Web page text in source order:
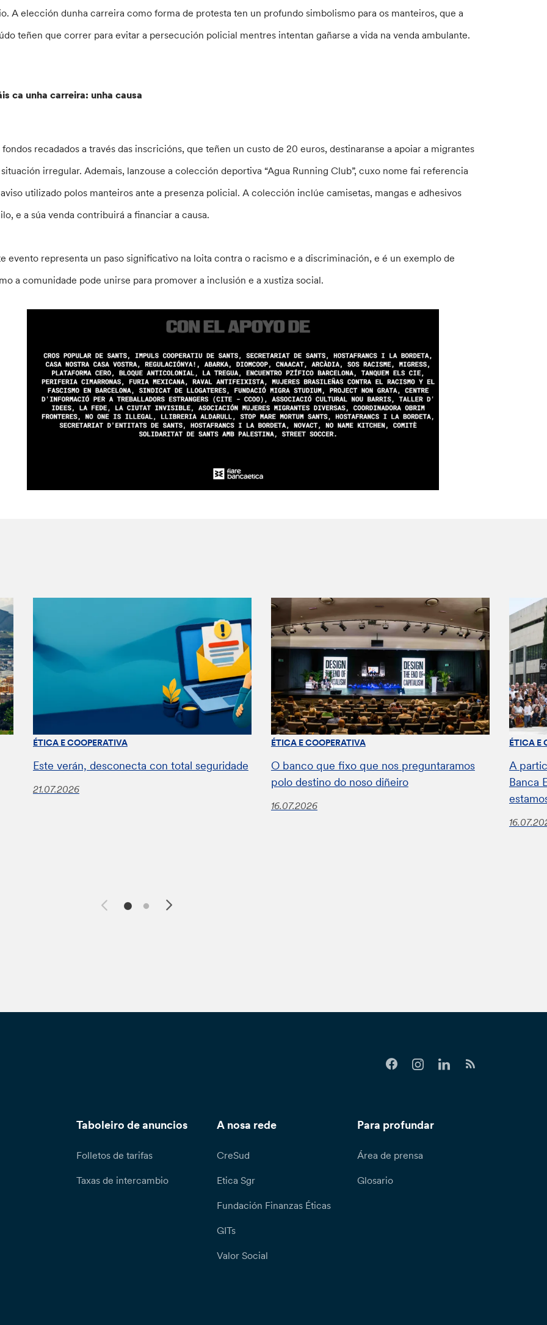
A elección dunha carreira como forma de protesta ten un profundo simbolismo para os manteiros, que a
teñen que correr para evitar a persecución policial mentres intentan gañarse a vida na venda ambulante.
ca unha carreira: unha causa
fondos recadados a través das inscricións, que teñen un custo de 20 euros, destinaranse a apoiar a migrantes
irregular. Ademais, lanzouse a colección deportiva “Agua Running Club”, cuxo nome fai referencia
utilizado polos manteiros ante a presenza policial. A colección inclúe camisetas, mangas e adhesivos
e a súa venda contribuirá a financiar a causa.
evento representa un paso significativo na loita contra o racismo e a discriminación, e é un exemplo de
a comunidade pode unirse para promover a inclusión e a xustiza social.
ÉTICA E COOPERATIVA
Este verán, desconecta con total seguridade
21.07.2026
ÉTICA E COOPERATIVA
O banco que fixo que nos preguntaramos
polo destino do noso diñeiro
16.07.2026
ÉTICA E
A
Banca
Taboleiro de anuncios
Folletos de tarifas
Taxas de intercambio
A nosa rede
CreSud
Etica Sgr
Fundación Finanzas Éticas
GITs
Valor Social
Para profundar
Área de prensa
Glosario